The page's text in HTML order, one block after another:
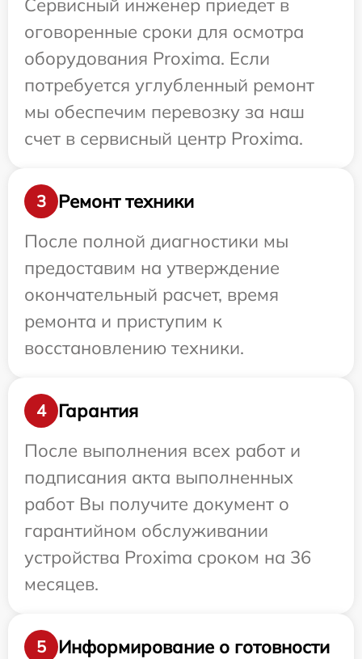
Сервисный инженер приедет в
оговоренные сроки для осмотра
оборудования Proxima. Если
потребуется углубленный ремонт
мы обеспечим перевозку за наш
счет в сервисный центр Proxima.
3
Ремонт техники
После полной диагностики мы
предоставим на утверждение
окончательный расчет, время
ремонта и приступим к
восстановлению техники.
4
Гарантия
После выполнения всех работ и
подписания акта выполненных
работ Вы получите документ о
гарантийном обслуживании
устройства Proxima сроком на 36
месяцев.
5
Информирование о готовности